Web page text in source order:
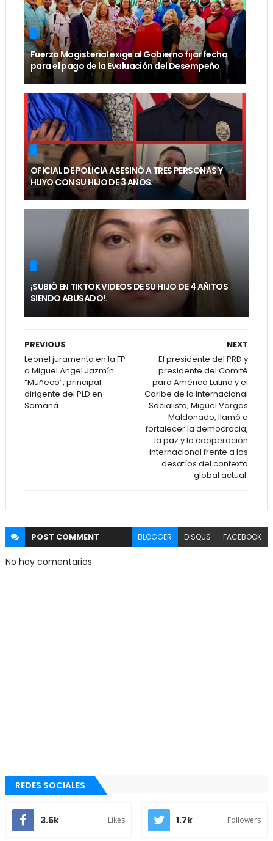
Fuerza Magisterial exige al Gobierno fijar fecha
para el pago de la Evaluación del Desempeño
OFICIAL DE POLICIA ASESINÓ A TRES PERSONAS Y
HUYO CON SU HIJO DE 3 AÑOS.
¡SUBIÓ EN TIKTOK VIDEOS DE SU HIJO DE 4 AÑITOS
SIENDO ABUSADO!.
NEXT
El presidente del PRD y
presidente del Comité
para América Latina y el
Caribe de la Internacional
Socialista, Miguel Vargas
Maldonado, llamó a
fortalecer la democracia,
la paz y la cooperación
internacional frente a los
desafíos del contexto
global actual.
PREVIOUS
Leonel juramenta en la FP
a Miguel Ángel Jazmín
“Muñeco”, principal
dirigente del PLD en
Samaná.
POST COMMENT BLOGGER DISQUS FACEBOOK
No hay comentarios.
REDES SOCIALES
3.5k Likes 1.7k Followers